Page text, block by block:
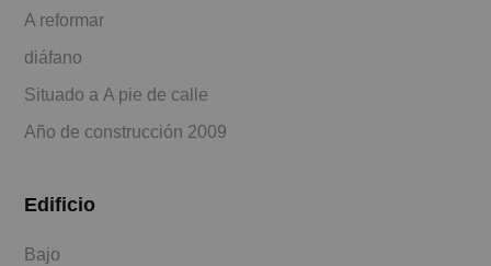
A reformar
diáfano
Situado a A pie de calle
Año de construcción 2009
Edificio
Bajo